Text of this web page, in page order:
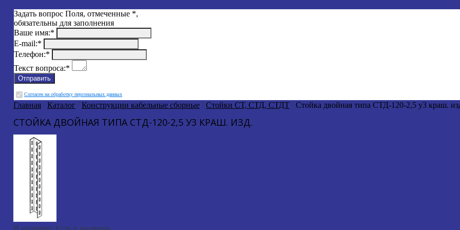
Задать вопрос Поля, отмеченные *,
обязательны для заполнения
Ваше имя:*
E-mail:*
Телефон:*
Текст вопроса:*
Cогласен на обработку персональных данных
Главная /Каталог /Конструкции кабельные сборные /Стойки СТ, СТД, СТДТ /Стойка двойная типа СТД-120-2,5 у3 краш.
СТОЙКА ДВОЙНАЯ ТИПА СТД-120-2,5 У3 КРАШ. ИЗД.
В наличии: Есть в наличии